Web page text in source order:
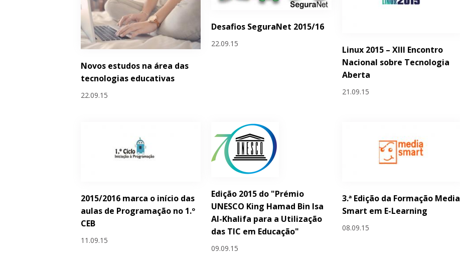
Novos estudos na área das
tecnologias educativas
22.09.15
Desafios SeguraNet 2015/16
22.09.15
Linux 2015 – XIII Encontro
Nacional sobre Tecnologia
Aberta
21.09.15
2015/2016 marca o início das
aulas de Programação no 1.º
CEB
11.09.15
Edição 2015 do "Prémio
UNESCO King Hamad Bin Isa
Al-Khalifa para a Utilização
das TIC em Educação"
09.09.15
3.ª Edição da Formação Media
Smart em E-Learning
08.09.15